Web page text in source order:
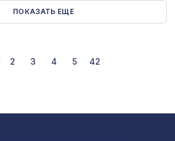
ПОКАЗАТЬ ЕЩЕ
2 3 4 5 42